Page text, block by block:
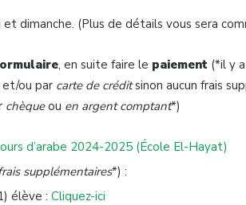
dimanche. (Plus de détails vous sera
, en suite faire le paiement (*il y
et/ou par carte de créditsinon aucun frais
chèqueou en argent comptant*)
d’arabe 2024-2025 (École El-Hayat)
supplémentaires*) :
élève : Cliquez-ici